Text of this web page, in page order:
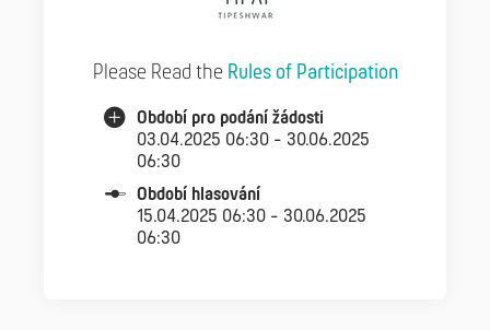
Please Read the Rules of Participation
Období pro podání žádosti
03.04.2025 06:30 - 30.06.2025
06:30
Období hlasování
15.04.2025 06:30 - 30.06.2025
06:30